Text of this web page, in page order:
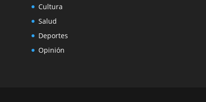
Cultura
Salud
Deportes
Opinión